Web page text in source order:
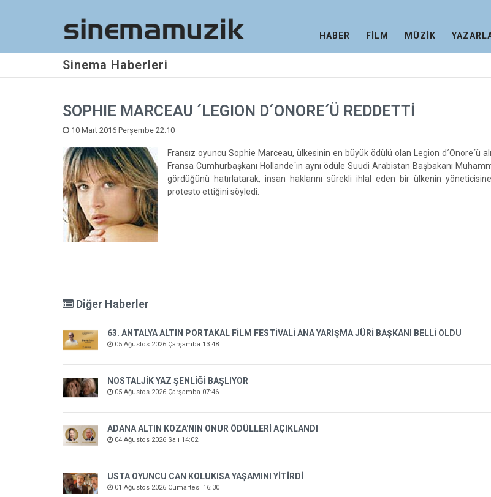
HABER FİLM MÜZİK
Sinema Haberleri
SOPHIE MARCEAU ´LEGION D´ONORE´Ü REDDETTİ
10 Mart 2016 Perşembe 22:10
Fransız oyuncu Sophie Marceau, ülkesinin en büyük ödülü olan Legion d´Onore´ü
Fransa Cumhurbaşkanı Hollande´ın aynı ödüle Suudi Arabistan Başbakanı
gördüğünü hatırlatarak, insan haklarını sürekli ihlal eden bir ülkenin
protesto ettiğini söyledi.
Diğer Haberler
63. ANTALYA ALTIN PORTAKAL FİLM FESTİVALİ ANA YARIŞMA JÜRİ BAŞKANI BELLİ OLDU
05 Ağustos 2026 Çarşamba 13:48
NOSTALJİK YAZ ŞENLİĞİ BAŞLIYOR
05 Ağustos 2026 Çarşamba 07:46
ADANA ALTIN KOZA'NIN ONUR ÖDÜLLERİ AÇIKLANDI
04 Ağustos 2026 Salı 14:02
USTA OYUNCU CAN KOLUKISA YAŞAMINI YİTİRDİ
01 Ağustos 2026 Cumartesi 16:30